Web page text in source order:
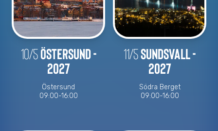
10/5Östersund -
2027
Östersund
09:00-16:00
11/5Sundsvall -
2027
Södra Berget
09:00-16:00